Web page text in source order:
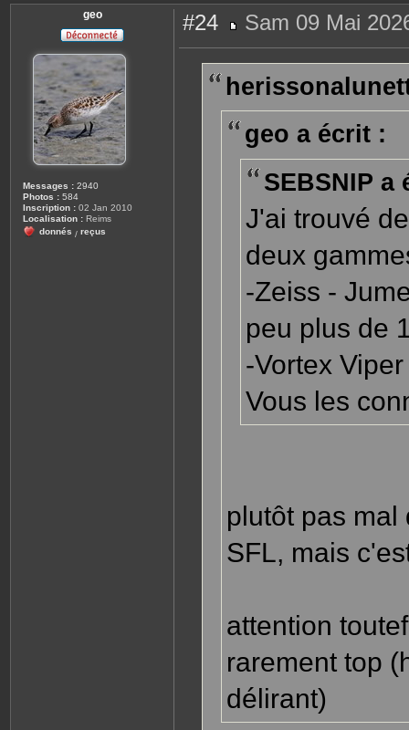
geo
Messages : 2940
Photos : 584
Inscription : 02 Jan 2010
Localisation : Reims
donnés / reçus
#24
e
g
Sam 09 Mai
geo a écrit :
SEBSNIP a
J'ai trouvé
deux
-Zeiss -
peu plus de
-Vortex
Vous les
plutôt pas mal
SFL, mais
attention
rarement top
délirant)